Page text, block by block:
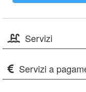
Servizi
Servizi a